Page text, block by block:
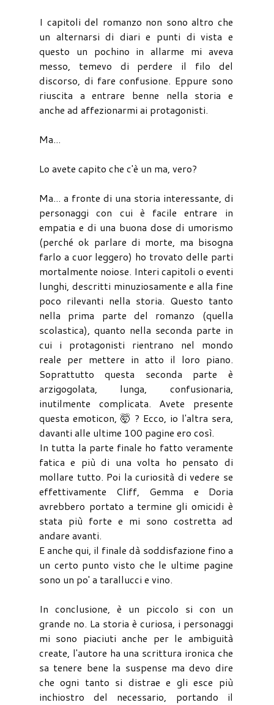
I capitoli del romanzo non sono altro che
un alternarsi di diari e punti di vista e
questo un pochino in allarme mi aveva
messo, temevo di perdere il filo del
discorso, di fare confusione. Eppure sono
riuscita a entrare benne nella storia e
anche ad affezionarmi ai protagonisti.
Ma...
Lo avete capito che c'è un ma, vero?
Ma... a fronte di una storia interessante, di
personaggi con cui è facile entrare in
empatia e di una buona dose di umorismo
(perché ok parlare di morte, ma bisogna
farlo a cuor leggero) ho trovato delle parti
mortalmente noiose. Interi capitoli o eventi
lunghi, descritti minuziosamente e alla fine
poco rilevanti nella storia. Questo tanto
nella prima parte del romanzo (quella
scolastica), quanto nella seconda parte in
cui i protagonisti rientrano nel mondo
reale per mettere in atto il loro piano.
Soprattutto questa seconda parte è
arzigogolata, lunga, confusionaria,
inutilmente complicata. Avete presente
questa emoticon, 🤯 ? Ecco, io l'altra sera,
davanti alle ultime 100 pagine ero così.
In tutta la parte finale ho fatto veramente
fatica e più di una volta ho pensato di
mollare tutto. Poi la curiosità di vedere se
effettivamente Cliff, Gemma e Doria
avrebbero portato a termine gli omicidi è
stata più forte e mi sono costretta ad
andare avanti.
E anche qui, il finale dà soddisfazione fino a
un certo punto visto che le ultime pagine
sono un po' a tarallucci e vino.
In conclusione, è un piccolo si con un
grande no. La storia è curiosa, i personaggi
mi sono piaciuti anche per le ambiguità
create, l'autore ha una scrittura ironica che
sa tenere bene la suspense ma devo dire
che ogni tanto si distrae e gli esce più
inchiostro del necessario, portando il